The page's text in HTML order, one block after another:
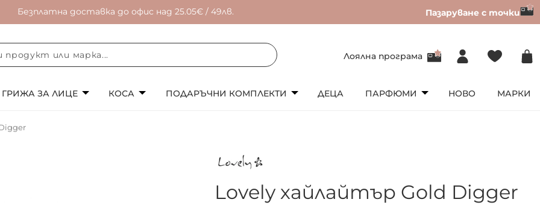
Безплатна доставка до офис над 25.05€ / 49лв. Пазаруване с точки
Лоялна програма
ГРИЖА ЗА ЛИЦЕ КОСА ПОДАРЪЧНИ КОМПЛЕКТИ ДЕЦА ПАРФЮМИ НОВО МАРКИ
Lovely хайлайтър Gold Digger